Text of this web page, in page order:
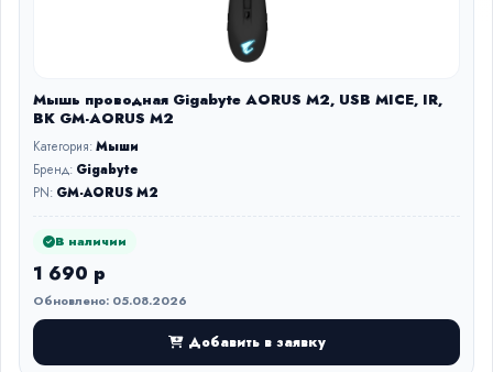
Мышь проводная Gigabyte AORUS M2, USB MICE, IR,
BK GM-AORUS M2
Категория:Мыши
Бренд: Gigabyte
PN: GM-AORUS M2
В наличии
1 690 р
Обновлено: 05.08.2026
Добавить в заявку